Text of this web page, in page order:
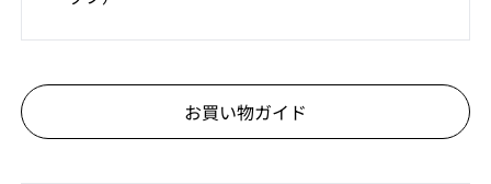
お買い物ガイド